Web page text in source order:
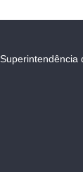
Superintendência